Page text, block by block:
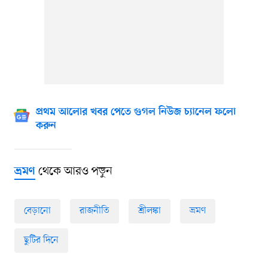
প্রথম আলোর খবর পেতে গুগল নিউজ চ্যানেল ফলো
করুন
ভ্রমণথেকে আরও পড়ুন
বেড়ানো রাজনীতি শ্রীলঙ্কা ভ্রমণ
ছুটির দিনে